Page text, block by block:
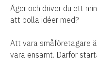
Äger och driver du ett
att bolla idéer med?
Att vara småföretagare
vara ensamt. Därför